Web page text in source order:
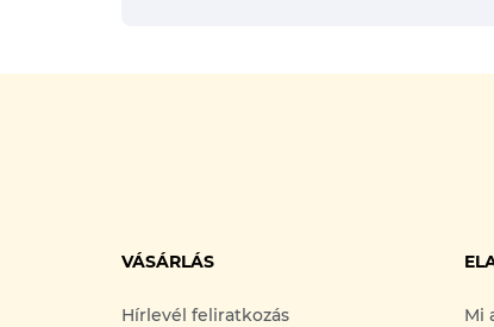
VÁSÁRLÁS
Hírlevél feliratkozás
Mi